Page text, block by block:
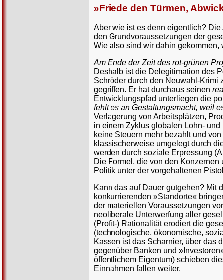
»Friede den Türmen,
Aber wie ist es denn eigentlich?
den Grundvoraussetzungen der
Wie also sind wir dahin gekommen,
Am Ende der Zeit des rot-grünen
Deshalb ist die Delegitimation des
Schröder durch den Neuwahl-Krimi
gegriffen. Er hat durchaus seinen
Entwicklungspfad unterliegen die
fehlt es an Gestaltungsmacht, weil
Verlagerung von Arbeitsplätzen,
in einem Zyklus globalen Lohn-
keine Steuern mehr bezahlt und
klassischerweise umgelegt durch
werden durch soziale Erpressung
Die Formel, die von den
Politik unter der vorgehaltenen
Kann das auf Dauer gutgehen? Mit
konkurrierenden »Standorte«
der materiellen Voraussetzungen
neoliberale Unterwerfung aller
(Profit-) Rationalität erodiert die
(technologische, ökonomische,
Kassen ist das Scharnier, über das
gegenüber Banken und
öffentlichem Eigentum) schieben
Einnahmen fallen weiter.